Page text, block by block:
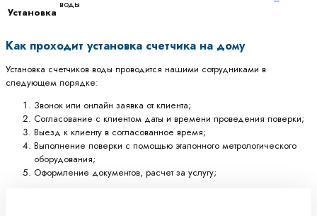
Установка
воды
Как проходит установка счетчика на дому
Установка счетчиков воды проводится нашими сотрудниками в
следующем порядке:
Звонок или онлайн заявка от клиента;
Согласование с клиентом даты и времени проведения поверки;
Выезд к клиенту в согласованное время;
Выполнение поверки с помощью эталонного метрологического
оборудования;
Оформление документов, расчет за услугу;